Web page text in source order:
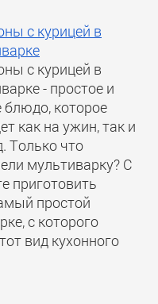
с курицей в
с курицей в
- простое и
блюдо, которое
как на ужин, так и
Только что
мультиварку? С
приготовить
простой
с которого
вид кухонного